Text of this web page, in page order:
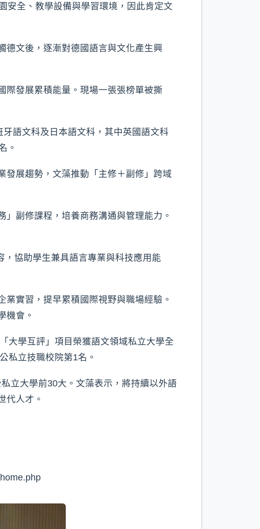
安全、教學設備與學習環境，因此肯定文
德文後，逐漸對德國語言與文化產生興
際發展累積能量。現場一張張榜單被撕
語文科及日本語文科，其中英國語文科
。
發展趨勢，文藻推動「主修＋副修」跨域
副修課程，培養商務溝通與管理能力。
，協助學生兼具語言專業與科技應用能
實習，提早累積國際視野與職場經驗。
機會。
大學互評」項目榮獲語文領域私立大學全
私立技職校院第1名。
立大學前30大。文藻表示，將持續以外語
代人才。